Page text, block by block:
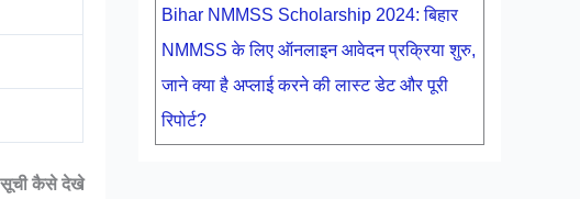
सूची कैसे देखे
Bihar NMMSS Scholarship 2024: बिहार
NMMSS के लिए ऑनलाइन आवेदन प्रक्रिया शुरु,
जाने क्या है अप्लाई करने की लास्ट डेट और पूरी
रिपोर्ट?